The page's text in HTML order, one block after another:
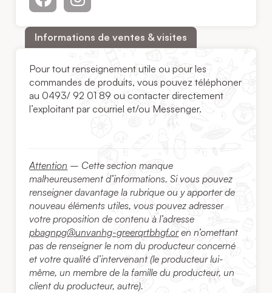
Informations de ventes & visites
Pour tout renseignement utile ou pour les
commandes de produits, vous pouvez téléphoner
au 0493/ 92 01 89 ou contacter directement
l’exploitant par courriel et/ou Messenger.
Attention – Cette section manque
malheureusement d’informations. Si vous pouvez
renseigner davantage la rubrique ou y apporter de
nouveau éléments utiles, vous pouvez adresser
votre proposition de contenu à l’adresse
pbagnpg@unvanhg-greerqrtbhgf.oren n’omettant
pas de renseigner le nom du producteur concerné
et votre qualité d’intervenant (le producteur lui-
même, un membre de la famille du producteur, un
client du producteur, autre).